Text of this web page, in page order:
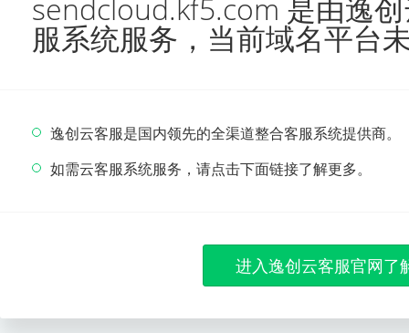
sendcloud.kf5.com 是由逸
服系统服务，当前域名平台
逸创云客服是国内领先的全渠道整合客服系统提供商。
如需云客服系统服务，请点击下面链接了解更多。
进入逸创云客服官网了